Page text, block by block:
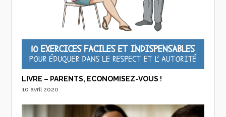
LIVRE – PARENTS, ECONOMISEZ-VOUS !
10 avril 2020